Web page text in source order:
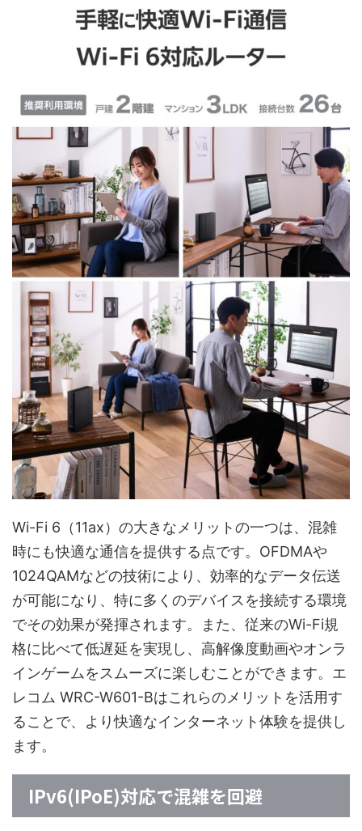
Wi-Fi 6（11ax）の大きなメリットの一つは、混雑
時にも快適な通信を提供する点です。OFDMAや
1024QAMなどの技術により、効率的なデータ伝送
が可能になり、特に多くのデバイスを接続する環境
でその効果が発揮されます。また、従来のWi-Fi規
格に比べて低遅延を実現し、高解像度動画やオンラ
インゲームをスムーズに楽しむことができます。エ
レコム WRC-W601-Bはこれらのメリットを活用す
ることで、より快適なインターネット体験を提供し
ます。
IPv6(IPoE)対応で混雑を回避